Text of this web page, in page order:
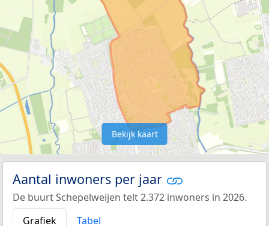
Bekijk kaart
Aantal inwoners per jaar
De buurt Schepelweijen telt 2.372 inwoners in 2026.
Grafiek
Tabel